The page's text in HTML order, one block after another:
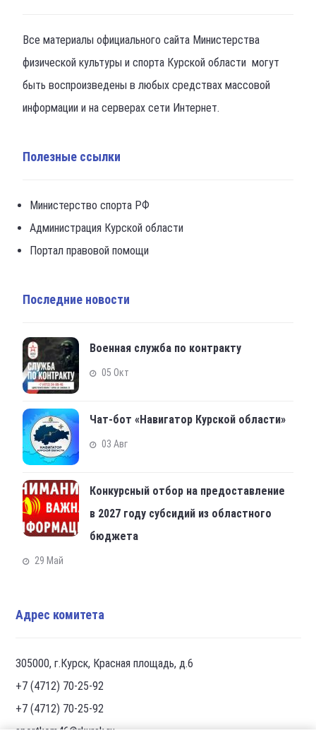
Все материалы официального сайта Министерства
физической культуры и спорта Курской области могут
быть воспроизведены в любых средствах массовой
информации и на серверах сети Интернет.
Полезные ссылки
Министерство спорта РФ
Администрация Курской области
Портал правовой помощи
Последние новости
Военная служба по контракту
05 Окт
Чат-бот «Навигатор Курской области»
03 Авг
Конкурсный отбор на предоставление
в 2027 году субсидий из областного
бюджета
29 Май
Адрес комитета
305000, г.Курск, Красная площадь, д.6
+7 (4712) 70-25-92
+7 (4712) 70-25-92